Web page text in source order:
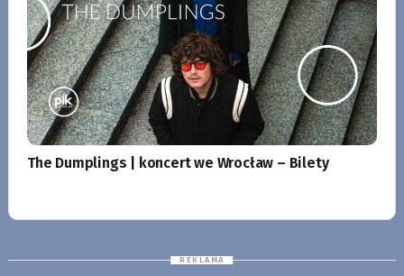
The Dumplings | koncert we Wrocław – Bilety